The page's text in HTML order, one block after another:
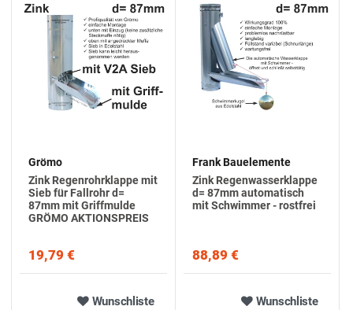
Grömo
Zink Regenrohrklappe mit
Sieb für Fallrohr d=
87mm mit Griffmulde
GRÖMO AKTIONSPREIS
19,79 €
Frank Bauelemente
Zink Regenwasserklappe
d= 87mm automatisch
mit Schwimmer - rostfrei
88,89 €
Wunschliste Wunschliste